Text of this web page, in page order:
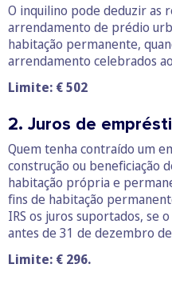
O inquilino pode deduzir as
arrendamento de prédio
habitação permanente,
arrendamento celebrados
Limite: € 502
2. Juros de
Quem tenha contraído um
construção ou beneficiação
habitação própria e
fins de habitação
IRS os juros suportados, se
antes de 31 de dezembro
Limite: € 296.